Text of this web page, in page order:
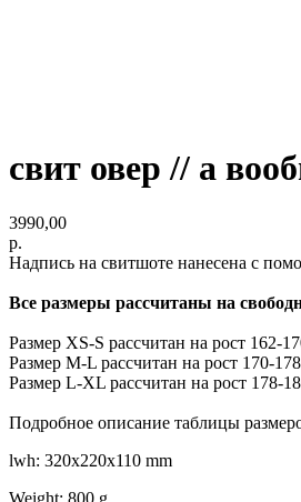
свит овер // а
3990,00
р.
Надпись на свитшоте нанесена с
Все размеры рассчитаны на
Размер XS-S рассчитан на рост 162-
Размер M-L рассчитан на рост 170-178
Размер L-XL рассчитан на рост 178-
Подробное описание таблицы
lwh: 320x220x110 mm
Weight: 800 g